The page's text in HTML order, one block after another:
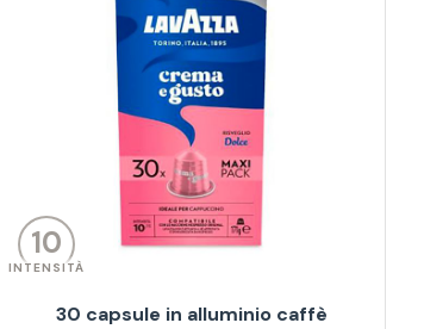
10
INTENSITÀ
30 capsule in alluminio caffè